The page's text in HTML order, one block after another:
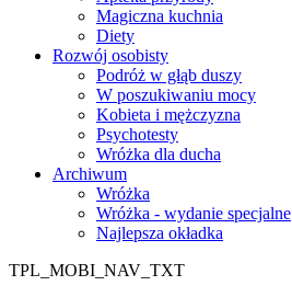
Magiczna kuchnia
Diety
Rozwój osobisty
Podróż w głąb duszy
W poszukiwaniu mocy
Kobieta i mężczyzna
Psychotesty
Wróżka dla ducha
Archiwum
Wróżka
Wróżka - wydanie specjalne
Najlepsza okładka
TPL_MOBI_NAV_TXT